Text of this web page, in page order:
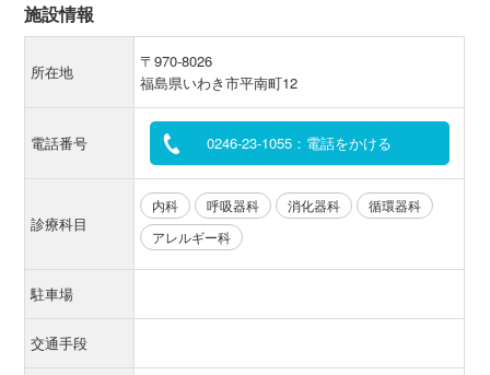
施設情報
所在地
〒970-8026
福島県いわき市平南町12
電話番号 0246-23-1055：電話をかける
診療科目
内科 呼吸器科 消化器科
循環器科
アレルギー科
駐車場
交通手段